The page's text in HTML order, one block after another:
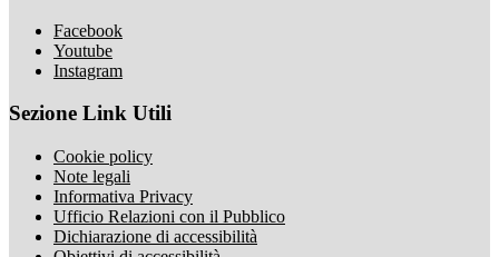
Facebook
Youtube
Instagram
Sezione Link Utili
Cookie policy
Note legali
Informativa Privacy
Ufficio Relazioni con il Pubblico
Dichiarazione di accessibilità